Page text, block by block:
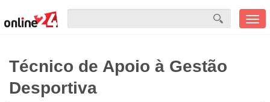
Técnico de Apoio à Gestão
Desportiva